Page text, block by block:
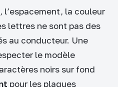
l’espacement, la couleur
lettres ne sont pas des
au conducteur. Une
le modèle
noirs sur fond
pour les plaques